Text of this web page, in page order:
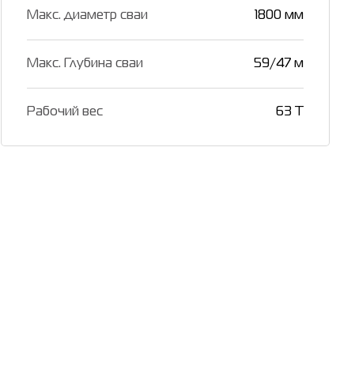
Макс. диаметр сваи 1800 мм
Макс. Глубина сваи 59/47 м
Рабочий вес 63 T